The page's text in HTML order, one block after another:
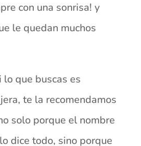
con una sonrisa! y
le quedan muchos
que buscas es
te la recomendamos
solo porque el nombre
dice todo, sino porque